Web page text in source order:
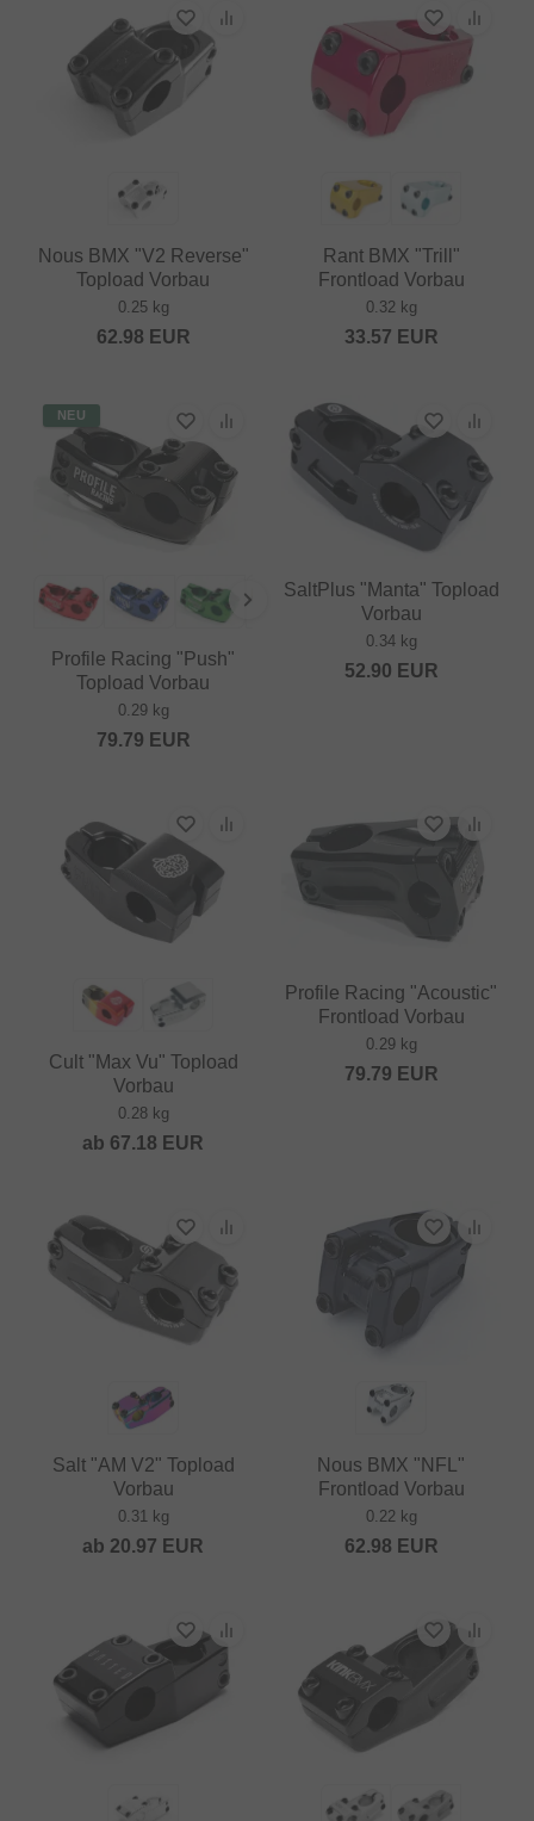
Nous BMX "V2 Reverse"
Topload Vorbau
0.25 kg
62.98 EUR
Rant BMX "Trill"
Frontload Vorbau
0.32 kg
33.57 EUR
NEU
Profile Racing "Push"
Topload Vorbau
0.29 kg
79.79 EUR
SaltPlus "Manta" Topload
Vorbau
0.34 kg
52.90 EUR
Cult "Max Vu" Topload
Vorbau
0.28 kg
ab 67.18 EUR
Profile Racing "Acoustic"
Frontload Vorbau
0.29 kg
79.79 EUR
Salt "AM V2" Topload
Vorbau
0.31 kg
ab 20.97 EUR
Nous BMX "NFL"
Frontload Vorbau
0.22 kg
62.98 EUR